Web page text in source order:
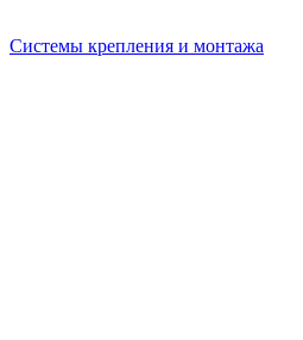
Системы крепления и монтажа